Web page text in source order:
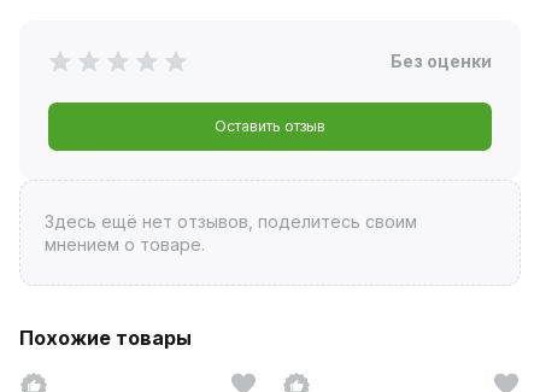
Без оценки
Оставить отзыв
Здесь ещё нет отзывов, поделитесь своим
мнением о товаре.
Похожие товары